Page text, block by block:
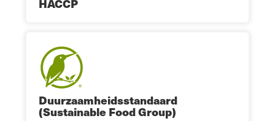
Duurzaamheidsstandaard
(Sustainable Food Group)